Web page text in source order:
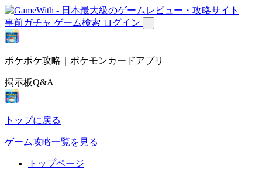
事前ガチャ ゲーム検索 ログイン
ポケポケ攻略｜ポケモンカードアプリ
掲示板Q&A
トップに戻る
ゲーム攻略一覧を見る
トップページ